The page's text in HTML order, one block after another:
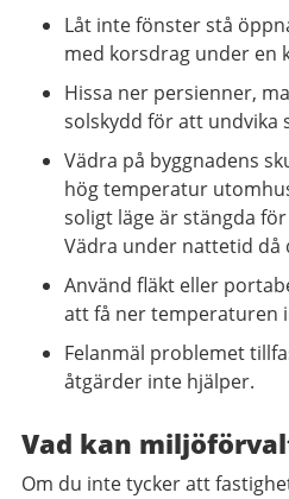
Låt inte fönster stå
med korsdrag under en
Hissa ner persienner,
solskydd för att undvika
Vädra på byggnadens
hög temperatur
soligt läge är stängda
Vädra under nattetid då
Använd fläkt eller
att få ner temperaturen
Felanmäl problemet
åtgärder inte hjälper.
Vad kan
Om du inte tycker att